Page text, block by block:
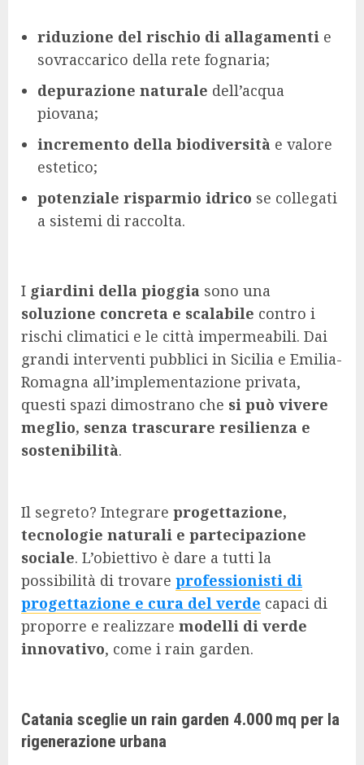
riduzione del rischio di allagamenti e
sovraccarico della rete fognaria;
depurazione naturale dell’acqua
piovana;
incremento della biodiversità e valore
estetico;
potenziale risparmio idrico se collegati
a sistemi di raccolta.
I giardini della pioggia sono una
soluzione concreta e scalabile contro i
rischi climatici e le città impermeabili. Dai
grandi interventi pubblici in Sicilia e Emilia-
Romagna all’implementazione privata,
questi spazi dimostrano che si può vivere
meglio, senza trascurare resilienza e
sostenibilità.
Il segreto? Integrare progettazione,
tecnologie naturali e partecipazione
sociale. L’obiettivo è dare a tutti la
possibilità di trovare professionisti di
progettazione e cura del verde capaci di
proporre e realizzare modelli di verde
innovativo, come i rain garden.
Catania sceglie un rain garden 4.000 mq per la
rigenerazione urbana